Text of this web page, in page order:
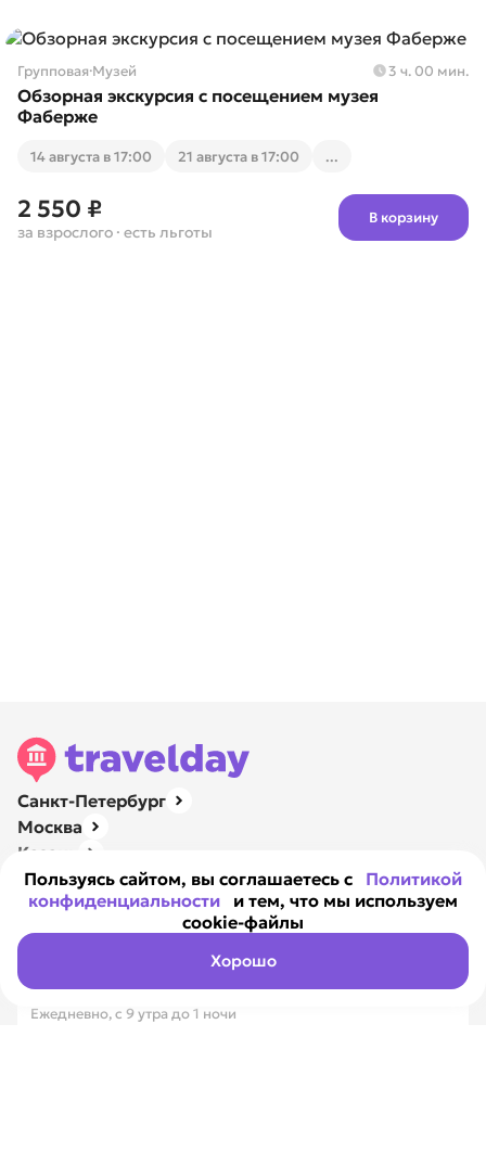
Групповая·Музей 3 ч. 00 мин.
Обзорная экскурсия с посещением музея
Фаберже
14 августа в 17:00 21 августа в 17:00 ...
2 550 ₽
за взрослого · есть льготы
В корзину
Пользуясь сайтом, вы соглашаетесь с Политикой
конфиденциальности и тем, что мы используем
cookie-файлы
Хорошо
Санкт-Петербург
Москва
Казань
Нижний Новгород
Ярославль
Навигация
О компании
Контакты
Ежедневно, с 9 утра до 1 ночи